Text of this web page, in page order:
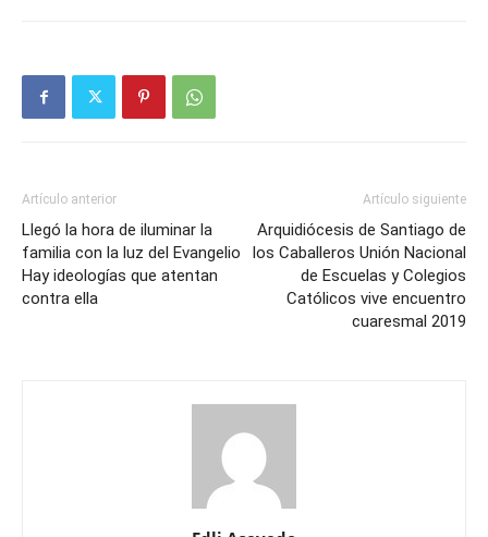
Artículo anterior
Llegó la hora de iluminar la
familia con la luz del Evangelio
Hay ideologías que atentan
contra ella
Artículo siguiente
Arquidiócesis de Santiago de
los Caballeros Unión Nacional
de Escuelas y Colegios
Católicos vive encuentro
cuaresmal 2019